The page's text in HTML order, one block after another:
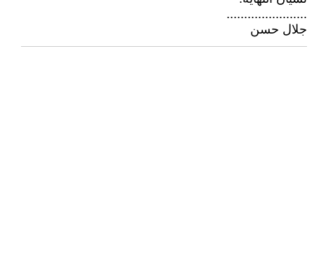
.......................
جلال حسن